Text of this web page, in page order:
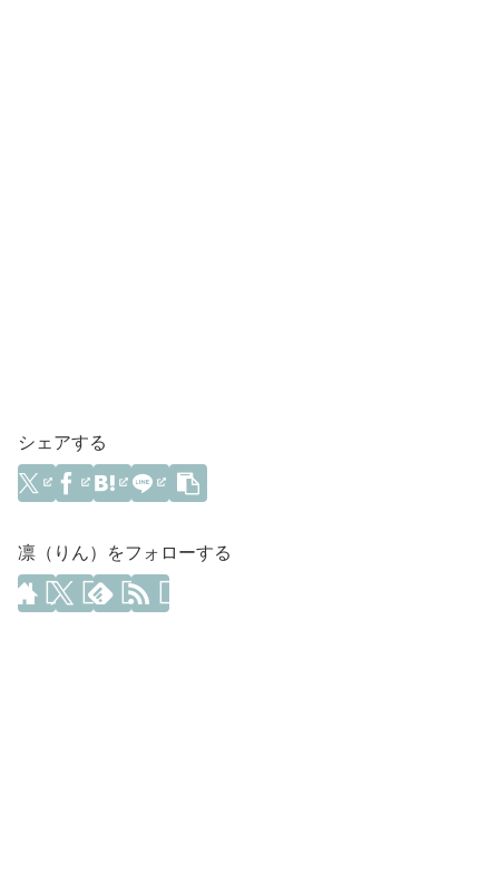
シェアする
凛（りん）をフォローする